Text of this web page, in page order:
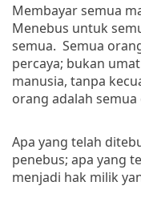
Membayar semua
Menebus untuk
semua. Semua
percaya; bukan
manusia, tanpa
orang adalah semua
Apa yang telah
penebus; apa yang
menjadi hak milik